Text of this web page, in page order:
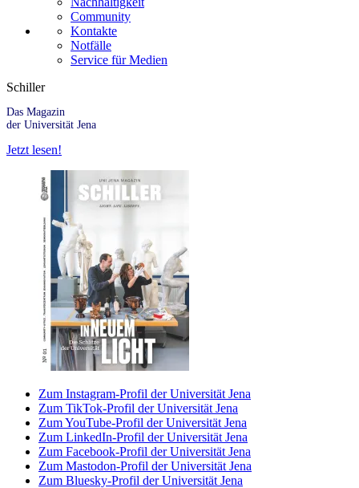
Community
Kontakte
Notfälle
Service für Medien
Schiller
Das Magazin
der Universität Jena
Jetzt lesen!
Zum Instagram-Profil der Universität Jena
Zum TikTok-Profil der Universität Jena
Zum YouTube-Profil der Universität Jena
Zum LinkedIn-Profil der Universität Jena
Zum Facebook-Profil der Universität Jena
Zum Mastodon-Profil der Universität Jena
Zum Bluesky-Profil der Universität Jena